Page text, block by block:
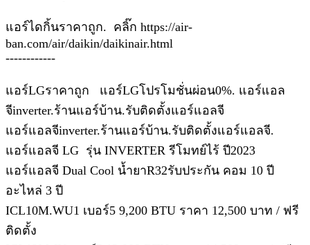
แอร์ไดกิ้นราคาถูก. คลิ๊ก https://air-
ban.com/air/daikin/daikinair.html
------------
แอร์LGราคาถูก แอร์LGโปรโมชั่นผ่อน0%. แอร์แอล
จีinverter.ร้านแอร์บ้าน.รับติดตั้งแอร์แอลจี
แอร์แอลจีinverter.ร้านแอร์บ้าน.รับติดตั้งแอร์แอลจี.
แอร์แอลจี LG รุ่น INVERTER รีโมทย์ไร้ ปี2023
แอร์แอลจี Dual Cool น้ำยาR32รับประกัน คอม 10 ปี
อะไหล่ 3 ปี
ICL10M.WU1 เบอร์5 9,200 BTU ราคา 12,500 บาท / ฟรี
ติดตั้ง